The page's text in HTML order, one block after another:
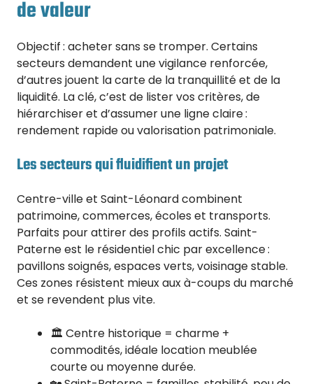
de valeur
Objectif : acheter sans se tromper. Certains
secteurs demandent une vigilance renforcée,
d’autres jouent la carte de la tranquillité et de la
liquidité. La clé, c’est de lister vos critères, de
hiérarchiser et d’assumer une ligne claire :
rendement rapide ou valorisation patrimoniale.
Les secteurs qui fluidifient un projet
Centre-ville et Saint-Léonard combinent
patrimoine, commerces, écoles et transports.
Parfaits pour attirer des profils actifs. Saint-
Paterne est le résidentiel chic par excellence :
pavillons soignés, espaces verts, voisinage stable.
Ces zones résistent mieux aux à-coups du marché
et se revendent plus vite.
🏛️ Centre historique = charme +
commodités, idéale location meublée
courte ou moyenne durée.